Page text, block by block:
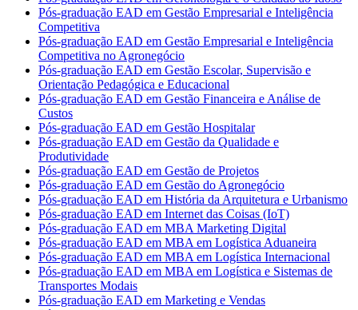
Pós-graduação EAD em Gestão Empresarial e Inteligência
Competitiva
Pós-graduação EAD em Gestão Empresarial e Inteligência
Competitiva no Agronegócio
Pós-graduação EAD em Gestão Escolar, Supervisão e
Orientação Pedagógica e Educacional
Pós-graduação EAD em Gestão Financeira e Análise de
Custos
Pós-graduação EAD em Gestão Hospitalar
Pós-graduação EAD em Gestão da Qualidade e
Produtividade
Pós-graduação EAD em Gestão de Projetos
Pós-graduação EAD em Gestão do Agronegócio
Pós-graduação EAD em História da Arquitetura e Urbanismo
Pós-graduação EAD em Internet das Coisas (IoT)
Pós-graduação EAD em MBA Marketing Digital
Pós-graduação EAD em MBA em Logística Aduaneira
Pós-graduação EAD em MBA em Logística Internacional
Pós-graduação EAD em MBA em Logística e Sistemas de
Transportes Modais
Pós-graduação EAD em Marketing e Vendas